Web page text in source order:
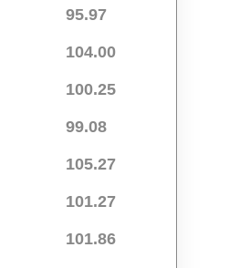
95.97
104.00
100.25
99.08
105.27
101.27
101.86